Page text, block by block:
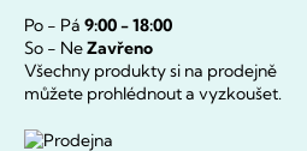
Po - Pá 9:00 - 18:00
So - NeZavřeno
Všechny produkty si na prodejně
můžete prohlédnout a vyzkoušet.